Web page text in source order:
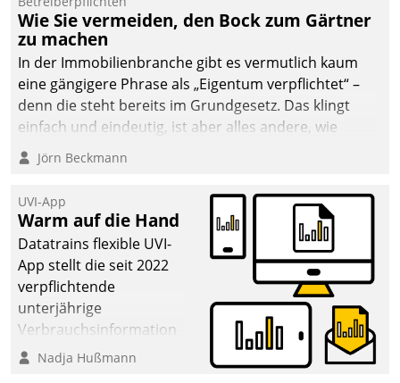
Wie Sie vermeiden, den Bock zum Gärtner
zu machen
In der Immobilienbranche gibt es vermutlich kaum
eine gängigere Phrase als „Eigentum verpflichtet“ –
denn die steht bereits im Grundgesetz. Das klingt
einfach und eindeutig, ist aber alles andere, wie
Branchenbeschäftigte wissen. Denn mit der
Verantwortung folgen Verpflichtungen.
Jörn Beckmann
UVI-App
Warm auf die Hand
Datatrains flexible UVI-
App stellt die seit 2022
verpflichtende
unterjährige
Verbrauchsinformation
schnell, zuverlässig und
Nadja Hußmann